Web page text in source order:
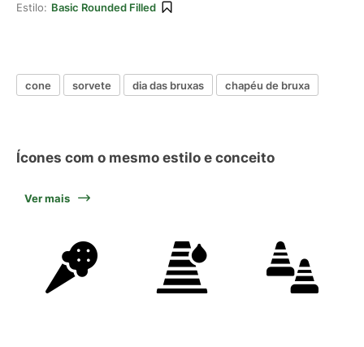
Estilo: Basic Rounded Filled
cone sorvete dia das bruxas chapéu de bruxa
Ícones com o mesmo estilo e conceito
Ver mais